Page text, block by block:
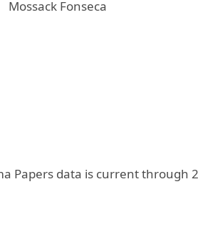
Mossack Fonseca
Papers data is current through